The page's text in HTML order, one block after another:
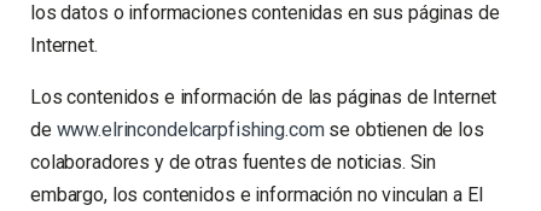
los datos o informaciones contenidas en sus páginas de
Internet.
Los contenidos e información de las páginas de Internet
de www.elrincondelcarpfishing.comse obtienen de los
colaboradores y de otras fuentes de noticias. Sin
embargo, los contenidos e información no vinculan a El